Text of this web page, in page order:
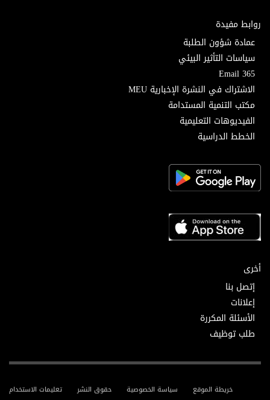
روابط مفيدة
عمادة شؤون الطلبة
سياسات التأثير البيئي
Email 365
الاشتراك في النشرة الإخبارية MEU
مكتب التنمية المستدامة
الفيديوهات التعليمية
الخطط الدراسية
أخرى
إتصل بنا
إعلانات
الأسئلة المكررة
طلب توظيف
تعليمات الاستخدام حقوق النشر سياسة الخصوصية خريطة الموقع